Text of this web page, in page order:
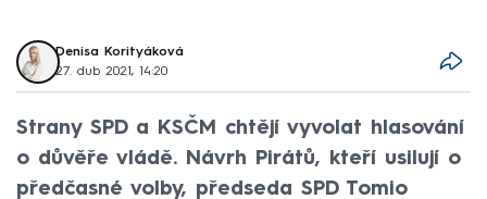
Denisa Korityáková
27. dub 2021, 14:20
Strany SPD a KSČM chtějí vyvolat hlasování
o důvěře vládě. Návrh Pirátů, kteří usilují o
předčasné volby, předseda SPD Tomio